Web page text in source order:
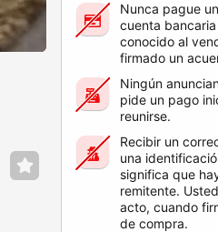
Nunca pague
cuenta
conocido al
firmado un
Ningún
pide un pago
reunirse.
Recibir un
una
significa que
remitente.
acto, cuando
de compra.